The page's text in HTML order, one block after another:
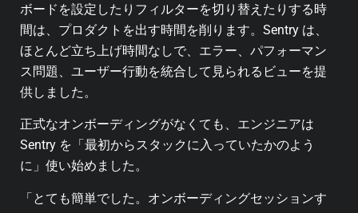
ボードを設定したりフィルターを切り替えたりする時
間は、プロダクトを出す時間を削ります。Sentry は、
ほとんど立ち上げ時間なしで、エラー、パフォーマン
ス問題、ユーザー行動を統合して見られるビューを提
供しました。
正式なオンボーディングがなくても、エンジニアは
Sentry を「最初からスタックに入っていたかのよう
に」使い始めました。
「とても簡単でした。オンボーディングセッションす